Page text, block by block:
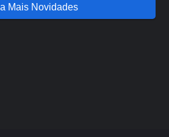
Mais Novidades